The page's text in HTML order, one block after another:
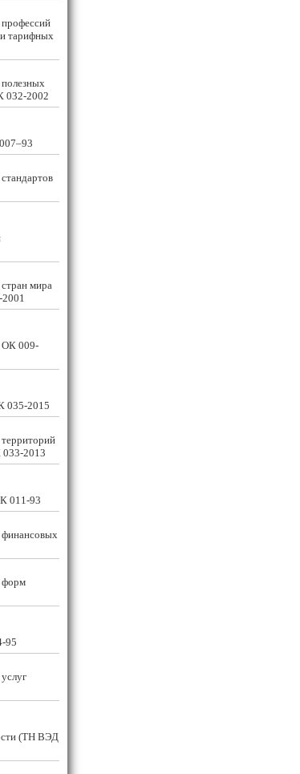
тарифных
032-2002
мира
ОК 009-
035-2015
033-2013
011-93
финансовых
форм
95
(ТН ВЭД